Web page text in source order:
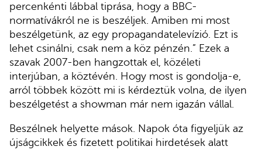
percenkénti lábbal tiprása, hogy a BBC-
normatívákról ne is beszéljek. Amiben mi most
beszélgetünk, az egy propagandatelevízió. Ezt is
lehet csinálni, csak nem a köz pénzén.” Ezek a
szavak 2007-ben hangzottak el, közéleti
interjúban, a köztévén. Hogy most is gondolja-e,
arról többek között mi is kérdeztük volna, de ilyen
beszélgetést a showman már nem igazán vállal.
Beszélnek helyette mások. Napok óta figyeljük az
újságcikkek és fizetett politikai hirdetések alatt